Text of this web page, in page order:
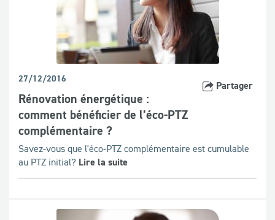
Partager
27/12/2016
Rénovation énergétique :
comment bénéficier de l’éco-PTZ
complémentaire ?
Savez-vous que l'éco-PTZ complémentaire est cumulable
au PTZ initial? Lire la suite